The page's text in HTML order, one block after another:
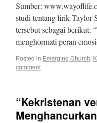
Sumber:
studi tentang lirik Taylor
tersebut sebagai berikut:
menghormati peran
Posted in Emerging Church,
comment
“Kekristenan